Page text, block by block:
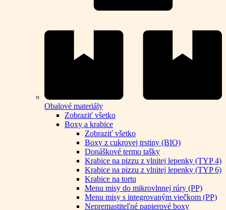
Obalové materiály
Zobraziť všetko
Boxy a krabice
Zobraziť všetko
Boxy z cukrovej trstiny (BIO)
Donáškové termo tašky
Krabice na pizzu z vlnitej lepenky (TYP 4)
Krabice na pizzu z vlnitej lepenky (TYP 6)
Krabice na tortu
Menu misy do mikrovlnnej rúry (PP)
Menu misy s integrovaným viečkom (PP)
Nepremastiteľné papierové boxy